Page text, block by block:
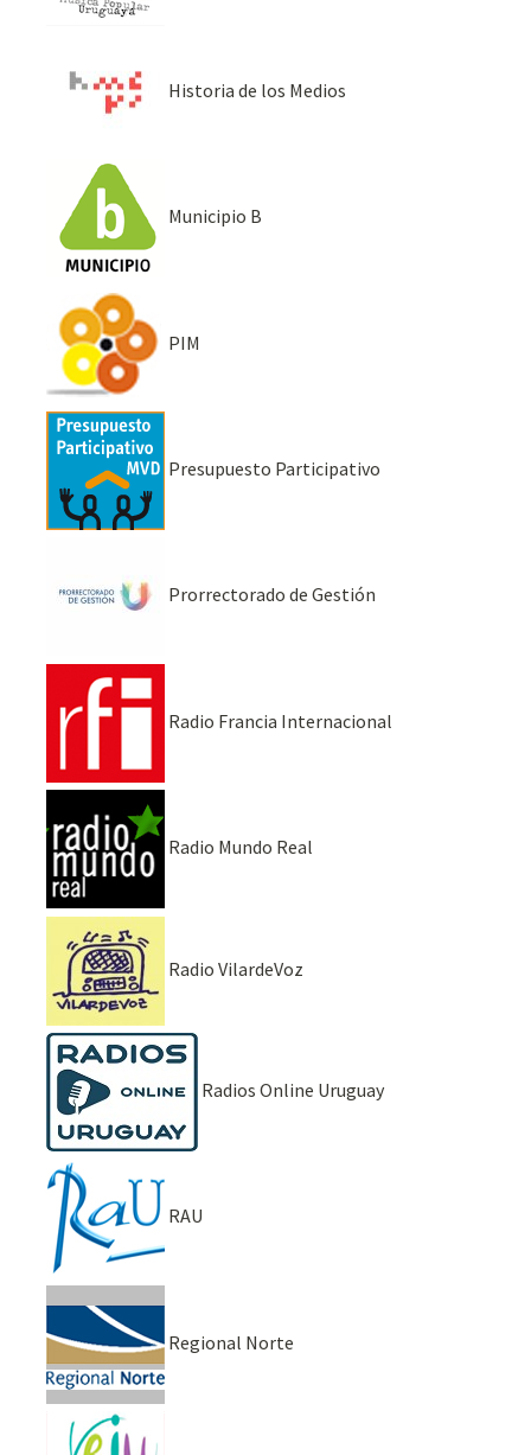
Historia de los Medios
Municipio B
PIM
Presupuesto Participativo
Prorrectorado de Gestión
Radio Francia Internacional
Radio Mundo Real
Radio VilardeVoz
Radios Online Uruguay
RAU
Regional Norte